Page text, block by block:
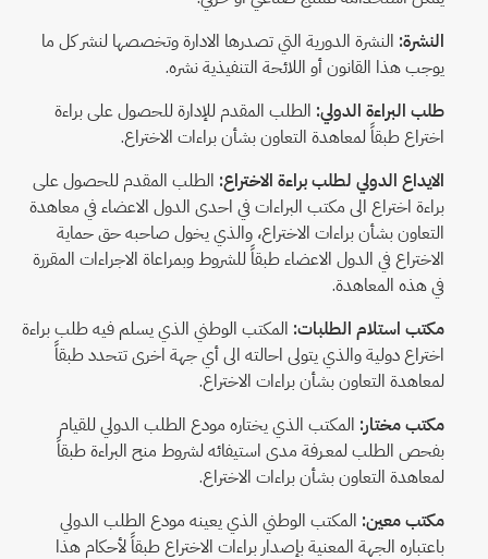
النشرة: النشرة الدورية التي تصدرها الادارة وتخصصها لنشر كل ما
يوجب هذا القانون أو اللائحة التنفيذية نشره.
طلب البراءة الدولي: الطلب المقدم للإدارة للحصول على براءة
اختراع طبقاً لمعاهدة التعاون بشأن براءات الاختراع.
الايداع الدولي لطلب براءة الاختراع: الطلب المقدم للحصول على
براءة اختراع الى مكتب البراءات في احدى الدول الاعضاء في معاهدة
التعاون بشأن براءات الاختراع، والذي يخول صاحبه حق حماية
الاختراع في الدول الاعضاء طبقاً للشروط وبمراعاة الاجراءات المقررة
في هذه المعاهدة.
مكتب استلام الطلبات: المكتب الوطني الذي يسلم فيه طلب براءة
اختراع دولية والذي يتولى احالته الى أي جهة اخرى تتحدد طبقاً
لمعاهدة التعاون بشأن براءات الاختراع.
مكتب مختار: المكتب الذي يختاره مودع الطلب الدولي للقيام
بفحص الطلب لمعـرفة مدى استيفائه لشروط منح البراءة طبقاً
لمعاهدة التعاون بشأن براءات الاختراع.
مكتب معين: المكتب الوطني الذي يعينه مودع الطلب الدولي
باعتباره الجهة المعنية بإصدار براءات الاختراع طبقاً لأحكام هذا